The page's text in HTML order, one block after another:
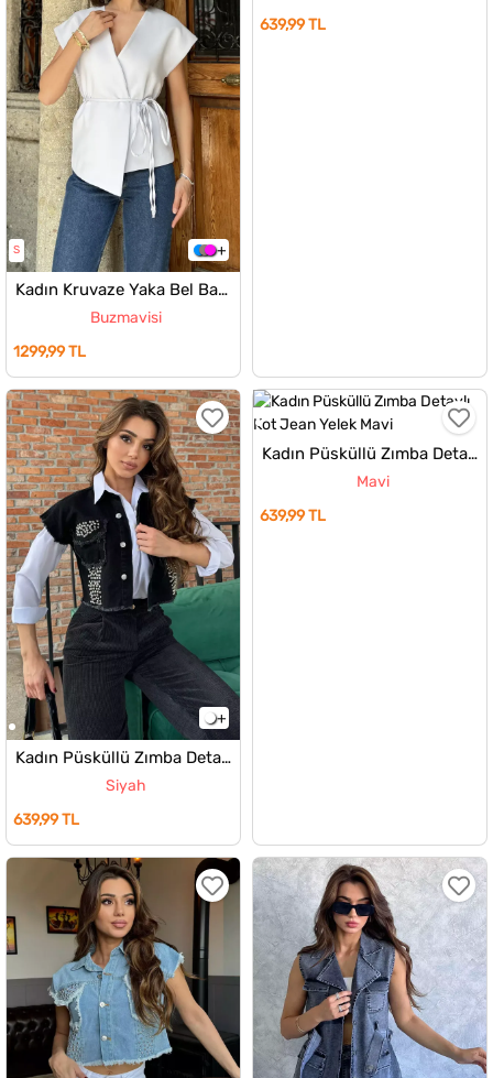
S
Kadın Kruvaze Yaka Bel Bağlama Detaylı Astarlı Yelek
Buzmavisi
1299,99 TL
639,99 TL
Kadın Püsküllü Zımba Detaylı Kot Jean Yelek
Siyah
639,99 TL
Kadın Püsküllü Zımba Detaylı Kot Jean Yelek
Mavi
639,99 TL